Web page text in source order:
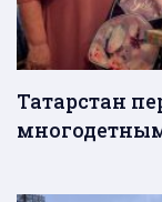
Татарстан